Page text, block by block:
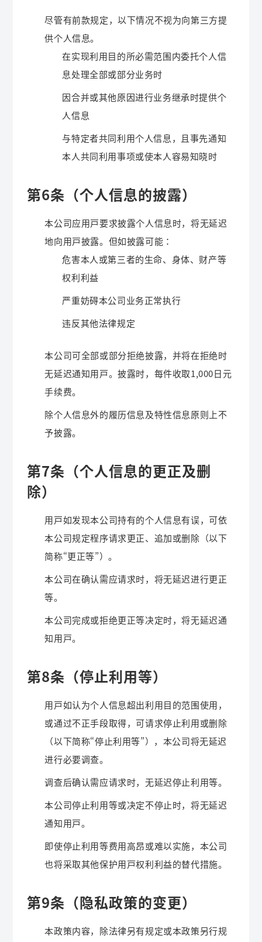
尽管有前款规定，以下情况不视为向第三方提
供个人信息。
在实现利用目的所必需范围内委托个人信
息处理全部或部分业务时
因合并或其他原因进行业务继承时提供个
人信息
与特定者共同利用个人信息，且事先通知
本人共同利用事项或使本人容易知晓时
第6条（个人信息的披露）
本公司应用户要求披露个人信息时，将无延迟
地向用户披露。但如披露可能：
危害本人或第三者的生命、身体、财产等
权利利益
严重妨碍本公司业务正常执行
违反其他法律规定
本公司可全部或部分拒绝披露，并将在拒绝时
无延迟通知用户。披露时，每件收取1,000日元
手续费。
除个人信息外的履历信息及特性信息原则上不
予披露。
第7条（个人信息的更正及删
除）
用户如发现本公司持有的个人信息有误，可依
本公司规定程序请求更正、追加或删除（以下
简称“更正等”）。
本公司在确认需应请求时，将无延迟进行更正
等。
本公司完成或拒绝更正等决定时，将无延迟通
知用户。
第8条（停止利用等）
用户如认为个人信息超出利用目的范围使用，
或通过不正手段取得，可请求停止利用或删除
（以下简称“停止利用等”），本公司将无延迟
进行必要调查。
调查后确认需应请求时，无延迟停止利用等。
本公司停止利用等或决定不停止时，将无延迟
通知用户。
即使停止利用等费用高昂或难以实施，本公司
也将采取其他保护用户权利利益的替代措施。
第9条（隐私政策的变更）
本政策内容，除法律另有规定或本政策另行规